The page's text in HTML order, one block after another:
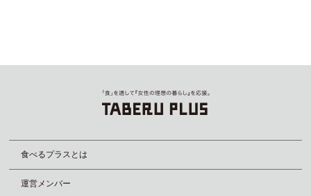
食べるプラスとは
運営メンバー